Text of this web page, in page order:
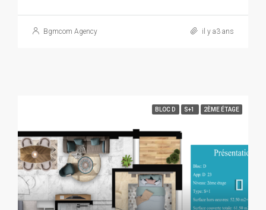
Bgmcom Agency il y a3 ans
BLOC D S+1 2ÈME ÉTAGE